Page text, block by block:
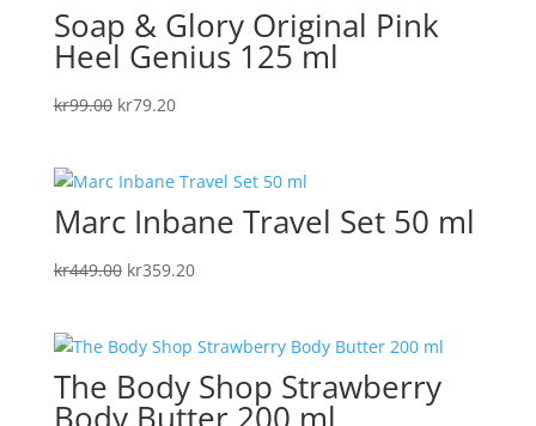
Soap & Glory Original Pink
Heel Genius 125 ml
kr99.00 Det
var:
kr99.00.
kr79.20Det
är:
kr79.20.
Marc Inbane Travel Set 50 ml
kr449.00 Det
var:
kr449.00.
kr359.20Det
är:
kr359.20.
The Body Shop Strawberry